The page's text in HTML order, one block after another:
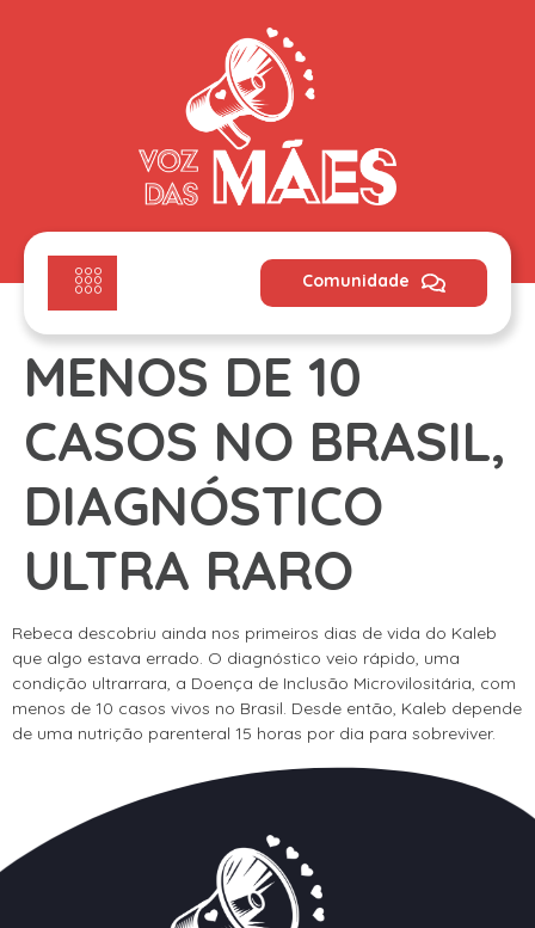
Comunidade
MENOS DE 10
CASOS NO BRASIL,
DIAGNÓSTICO
ULTRA RARO
Rebeca descobriu ainda nos primeiros dias de vida do Kaleb
que algo estava errado. O diagnóstico veio rápido, uma
condição ultrarrara, a Doença de Inclusão Microvilositária, com
menos de 10 casos vivos no Brasil. Desde então, Kaleb depende
de uma nutrição parenteral 15 horas por dia para sobreviver.